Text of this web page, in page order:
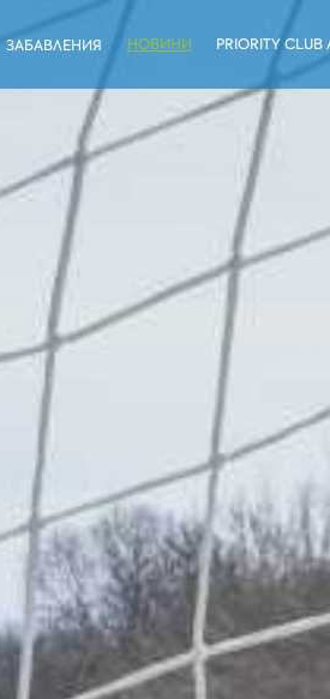
ЗАБАВЛЕНИЯ НОВИНИ PRIORITY CLUB